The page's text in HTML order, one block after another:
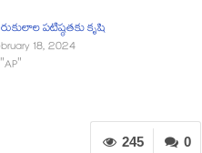
పటిష్ఠతకు కృషి
18, 2024
0
245